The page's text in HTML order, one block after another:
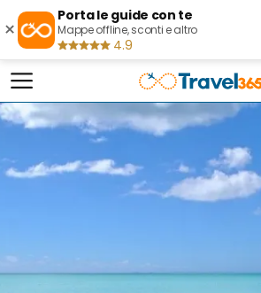
×
Porta le guide con te
Mappe offline, sconti e altro
4.9